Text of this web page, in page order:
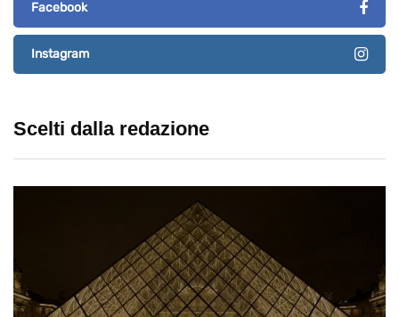
Facebook
Instagram
Scelti dalla redazione